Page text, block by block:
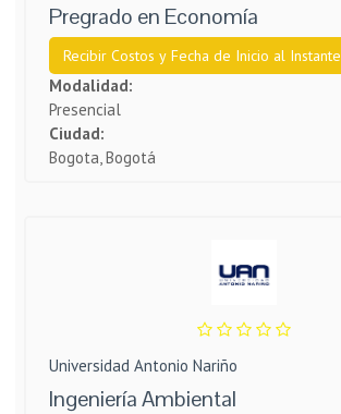
Pregrado en Economía
Recibir Costos y Fecha de Inicio al Instante
Modalidad:
Presencial
Ciudad:
Bogota, Bogotá
Universidad Antonio Nariño
Ingeniería Ambiental